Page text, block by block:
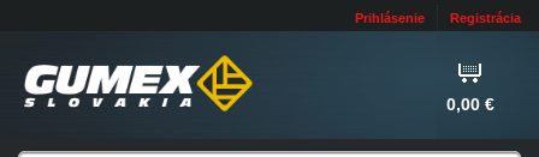
Prihlásenie Registrácia
0,00 €